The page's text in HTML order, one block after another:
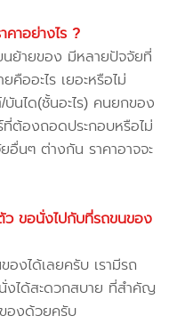
าอย่างไร ?
นย้ายของ มีหลายปัจจัยที่
ออะไร เยอะหรือไม่
นได(ชั้นอะไร) คนยกของ
ที่ต้องถอดประกอบหรือไม่
อื่นๆ ต่างกัน ราคาอาจจะ
ขอนั่งไปกับที่รถขนของ
งได้เลยครับ เรามีรถ
นั่งได้สะดวกสบาย ที่สำคัญ
ของด้วยครับ